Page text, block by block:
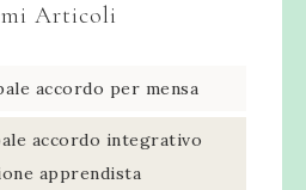
Articoli
accordo per mensa​
accordo integrativo
apprendista​